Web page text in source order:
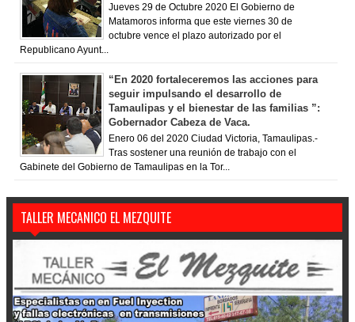
Jueves 29 de Octubre 2020 El Gobierno de
Matamoros informa que este viernes 30 de
octubre vence el plazo autorizado por el
Republicano Ayunt...
“En 2020 fortaleceremos las acciones para
seguir impulsando el desarrollo de
Tamaulipas y el bienestar de las familias ”:
Gobernador Cabeza de Vaca.
Enero 06 del 2020 Ciudad Victoria, Tamaulipas.-
Tras sostener una reunión de trabajo con el
Gabinete del Gobierno de Tamaulipas en la Tor...
TALLER MECANICO EL MEZQUITE